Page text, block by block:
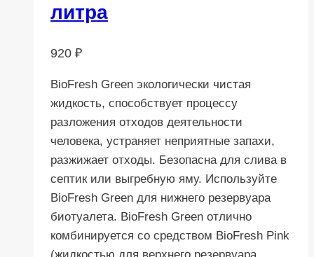
литра
920 ₽
BioFresh Green экологически чистая
жидкость, способствует процессу
разложения отходов деятельности
человека, устраняет неприятные запахи,
разжижает отходы. Безопасна для слива в
септик или выгребную яму. Используйте
BioFresh Green для нижнего резервуара
биотуалета. BioFresh Green отлично
комбинируется со средством BioFresh Pink